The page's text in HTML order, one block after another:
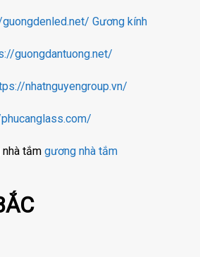
Gương kính
guongdantuong.net/
nhatnguyengroup.vn/
tắm gương nhà tắm